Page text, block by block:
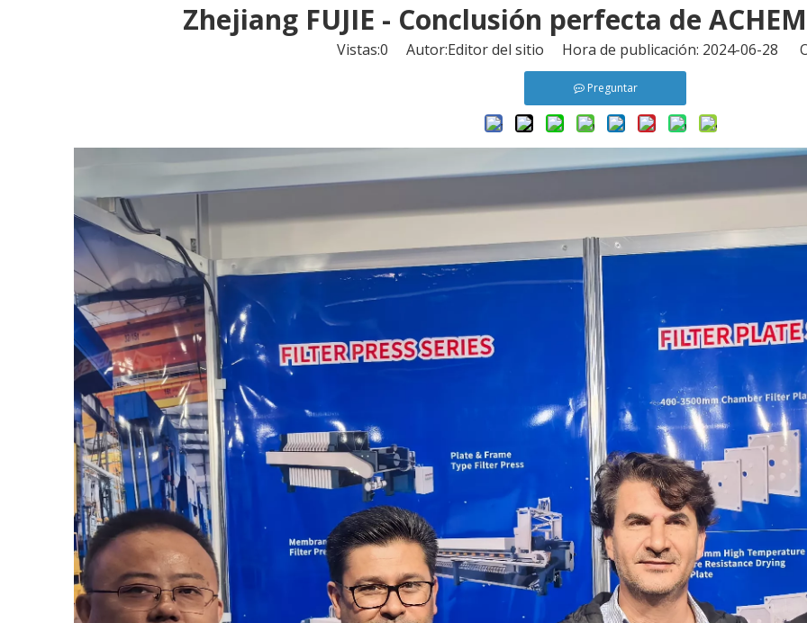
Zhejiang FUJIE - Conclusión perfecta de
Vistas:0 Autor:Editor del sitio Hora de publicación: 2024-06-28
Preguntar